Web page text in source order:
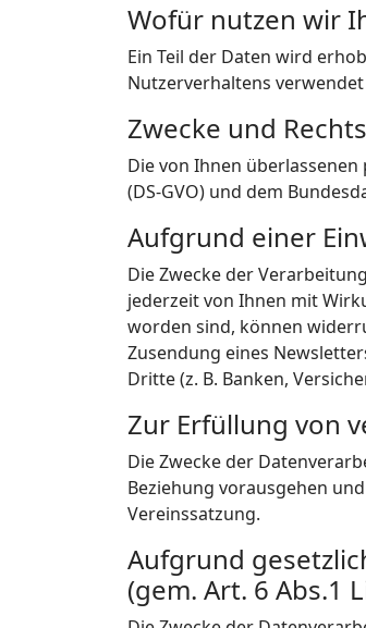
Wofür nutzen wir
Ein Teil der Daten wird
Nutzerverhaltens
Zwecke und
Die von Ihnen
(DS-GVO) und dem
Aufgrund einer
Die Zwecke der
jederzeit von Ihnen mit
worden sind, können
Zusendung eines
Dritte (z. B. Banken,
Zur Erfüllung von
Die Zwecke der
Beziehung vorausgehen
Vereinssatzung.
Aufgrund
(gem. Art. 6 Abs.1